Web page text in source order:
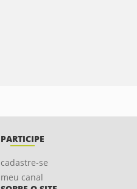
PARTICIPE
cadastre-se
meu canal